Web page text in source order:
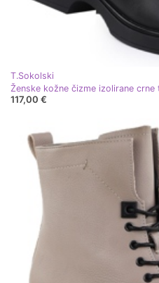
T.Sokolski
Ženske kožne čizme izolirane
117,00 €